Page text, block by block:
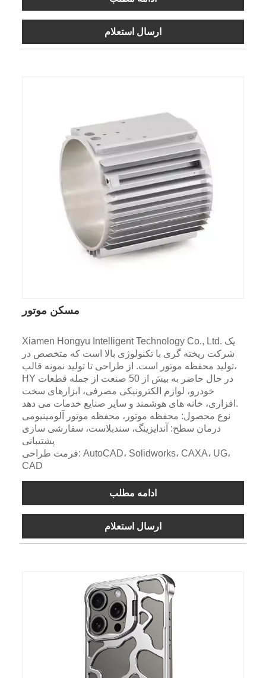
ارسال استعلام
مسکن موتور
Xiamen Hongyu Intelligent Technology Co., Ltd. یک
شرکت ریخته گری با تکنولوژی بالا است که متخصص در
تولید محفظه موتور است. از طراحی تا تولید نمونه قالب،
HY در حال حاضر به بیش از 50 صنعت از جمله قطعات
خودرو، لوازم الکترونیکی مصرفی، ابزارهای سخت
افزاری، خانه های هوشمند و سایر صنایع خدمات می دهد.
نوع محصول: محفظه موتور، محفظه موتور آلومینیومی
درمان سطح: آندایزینگ، سندبلاست، سفارشی سازی
پشتیبانی
فرمت طراحی: AutoCAD، Solidworks، CAXA، UG،
CAD
ادامه مطلب
ارسال استعلام